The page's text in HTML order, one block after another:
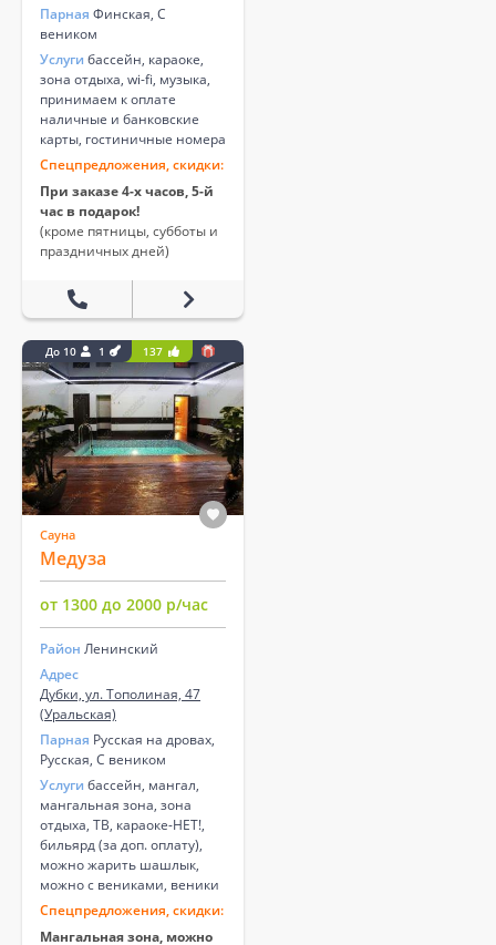
Парная Финская, С
веником
Услуги бассейн, караоке,
зона отдыха, wi-fi, музыка,
принимаем к оплате
наличные и банковские
карты, гостиничные номера
Спецпредложения, скидки:
При заказе 4-х часов, 5-й
час в подарок!
(кроме пятницы, субботы и
праздничных дней)
До 10 1 137
Сауна
Медуза
от 1300 до 2000 р/час
Район Ленинский
Адрес
Дубки, ул. Тополиная, 47
(Уральская)
Парная Русская на дровах,
Русская, С веником
Услуги бассейн, мангал,
мангальная зона, зона
отдыха, ТВ, караоке-НЕТ!,
бильярд (за доп. оплату),
можно жарить шашлык,
можно с вениками, веники
Спецпредложения, скидки:
Мангальная зона, можно